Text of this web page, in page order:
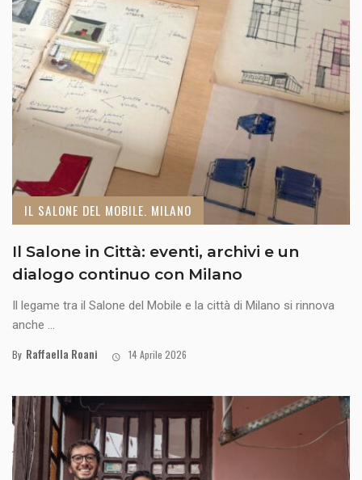
IL SALONE DEL MOBILE. MILANO
Il Salone in Città: eventi, archivi e un
dialogo continuo con Milano
Il legame tra il Salone del Mobile e la città di Milano si rinnova
anche ...
By Raffaella Roani 14 Aprile 2026